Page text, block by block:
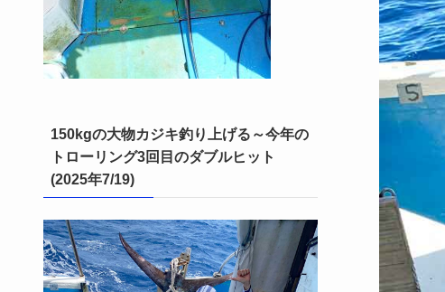
150kgの大物カジキ釣り上げる～今年の
トローリング3回目のダブルヒット
(2025年7/19)